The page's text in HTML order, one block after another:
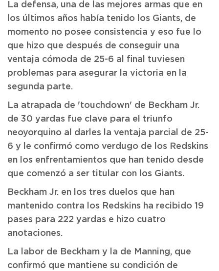
La defensa, una de las mejores armas que en
los últimos años había tenido los Giants, de
momento no posee consistencia y eso fue lo
que hizo que después de conseguir una
ventaja cómoda de 25-6 al final tuviesen
problemas para asegurar la victoria en la
segunda parte.
La atrapada de 'touchdown' de Beckham Jr.
de 30 yardas fue clave para el triunfo
neoyorquino al darles la ventaja parcial de 25-
6 y le confirmó como verdugo de los Redskins
en los enfrentamientos que han tenido desde
que comenzó a ser titular con los Giants.
Beckham Jr. en los tres duelos que han
mantenido contra los Redskins ha recibido 19
pases para 222 yardas e hizo cuatro
anotaciones.
La labor de Beckham y la de Manning, que
confirmó que mantiene su condición de